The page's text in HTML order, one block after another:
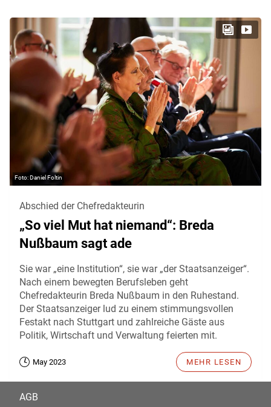
Daniel Foltin
Abschied der Chefredakteurin
„So viel Mut hat niemand“: Breda
Nußbaum sagt ade
Sie war „eine Institution“, sie war „der Staatsanzeiger“.
Nach einem bewegten Berufsleben geht
Chefredakteurin Breda Nußbaum in den Ruhestand.
Der Staatsanzeiger lud zu einem stimmungsvollen
Festakt nach Stuttgart und zahlreiche Gäste aus
Politik, Wirtschaft und Verwaltung feierten mit.
May 2023 MEHR LESEN
AGB